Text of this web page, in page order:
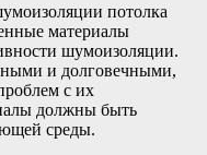
потолка
материалы
шумоизоляции.
и долговечными,
с их
должны быть
среды.